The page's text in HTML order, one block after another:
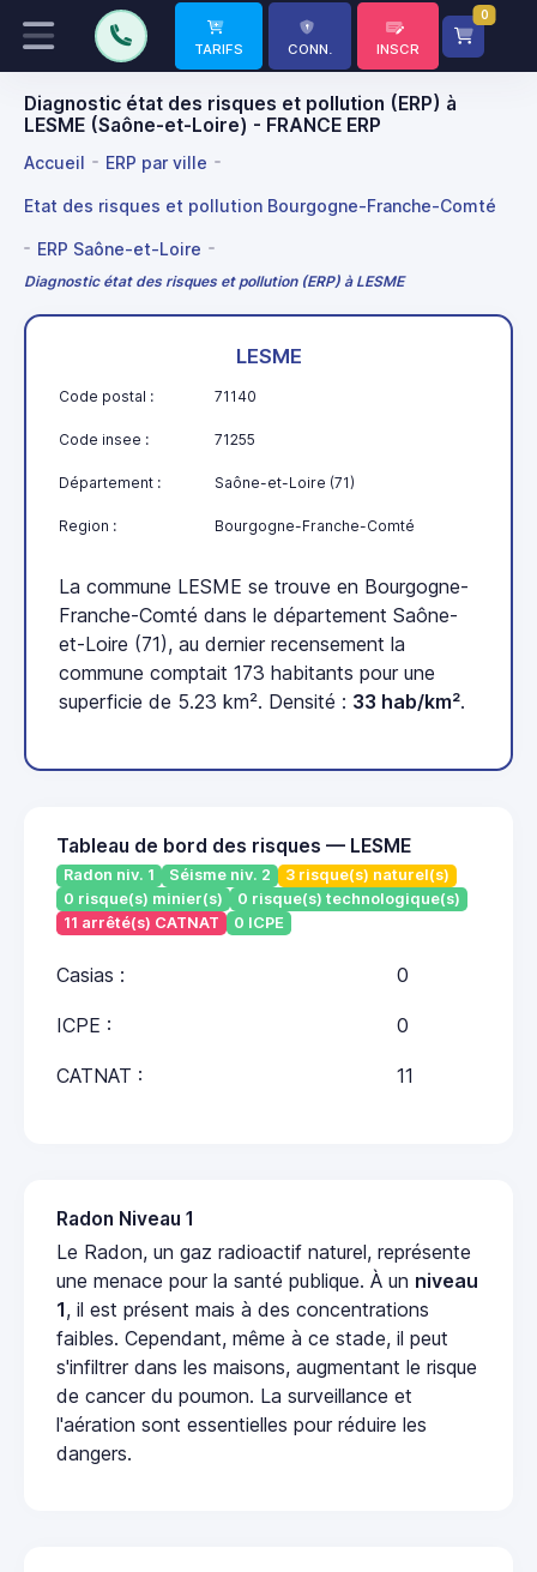
TARIFS CONN. INSCR
0
Diagnostic état des risques et pollution (ERP) à
LESME (Saône-et-Loire) - FRANCE ERP
Accueil ERP par ville
Etat des risques et pollution Bourgogne-Franche-Comté
ERP Saône-et-Loire
Diagnostic état des risques et pollution (ERP) à LESME
LESME
Code postal : 71140
Code insee : 71255
Département : Saône-et-Loire (71)
Region : Bourgogne-Franche-Comté
La commune LESME se trouve en Bourgogne-
Franche-Comté dans le département Saône-
et-Loire (71), au dernier recensement la
commune comptait 173 habitants pour une
superficie de 5.23 km². Densité : 33 hab/km².
Tableau de bord des risques — LESME
Radon niv. 1 Séisme niv. 2
3 risque(s) naturel(s)
0 risque(s) minier(s)
0 risque(s) technologique(s)
11 arrêté(s) CATNAT
0 ICPE
Casias : 0
ICPE : 0
CATNAT : 11
Radon Niveau 1
Le Radon, un gaz radioactif naturel, représente
une menace pour la santé publique. À un niveau
1, il est présent mais à des concentrations
faibles. Cependant, même à ce stade, il peut
s'infiltrer dans les maisons, augmentant le risque
de cancer du poumon. La surveillance et
l'aération sont essentielles pour réduire les
dangers.